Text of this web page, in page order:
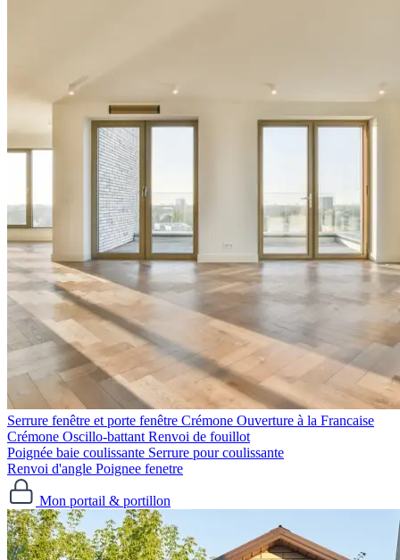
Serrure fenêtre et porte fenêtre
Crémone Ouverture à la Francaise
Crémone Oscillo-battant Renvoi de fouillot
Poignée baie coulissante Serrure pour coulissante
Renvoi d'angle Poignee fenetre
Mon portail & portillon